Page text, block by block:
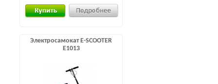
Электросамокат E-SCOOTER
E1013